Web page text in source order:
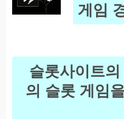
게임
Next
post:
슬롯사이트
의 슬롯 게임